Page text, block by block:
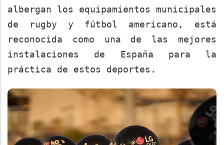
albergan los equipamientos municipales
de rugby y fútbol americano, está
reconocida como una de las mejores
instalaciones de España para la
práctica de estos deportes.